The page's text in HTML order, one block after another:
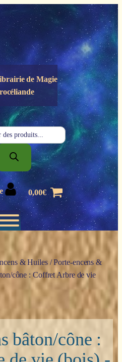
deMagie
0,00€
& Huiles/Porte-encens &
cône : Coffret Arbre de vie
bâton/cône :